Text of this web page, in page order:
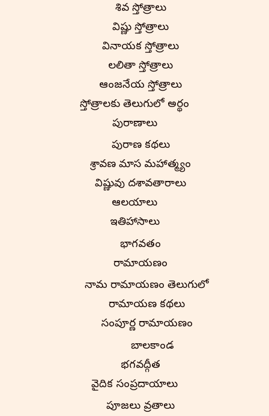
శివ స్తోత్రాలు
విష్ణు స్తోత్రాలు
వినాయక స్తోత్రాలు
లలితా స్తోత్రాలు
ఆంజనేయ స్తోత్రాలు
స్తోత్రాలకు తెలుగులో అర్థం
పురాణాలు
పురాణ కథలు
శ్రావణ మాస మహాత్మ్యం
విష్ణువు దశావతారాలు
ఆలయాలు
ఇతిహాసాలు
భాగవతం
రామాయణం
నామ రామాయణం తెలుగులో
రామాయణ కథలు
సంపూర్ణ రామాయణం
బాలకాండ
భగవద్గీత
వైదిక సంప్రదాయాలు
పూజలు వ్రతాలు